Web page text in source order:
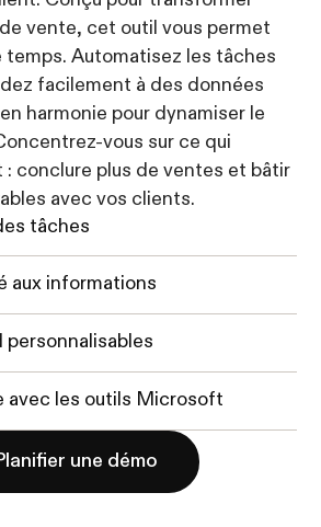
vente, cet outil vous permet
Automatisez les tâches
facilement à des données
harmonie pour dynamiser le
vous sur ce qui
conclure plus de ventes et bâtir
avec vos clients.
tâches
aux informations
personnalisables
avec les outils Microsoft
une démo